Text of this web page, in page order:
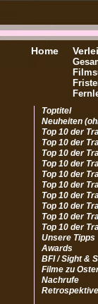
Home
Toptitel
Neuheiten
Top 10 der
Top 10 der
Top 10 der
Top 10 der
Top 10 der
Top 10 der
Top 10 der
Top 10 der
Top 10 der
Top 10 der
Unsere Tipps
Awards
BFI / Sight &
Filme zu
Nachrufe